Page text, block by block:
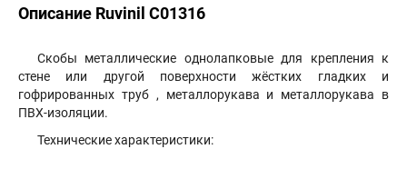
Описание Ruvinil С01316
Скобы металлические однолапковые для крепления к
стене или другой поверхности жёстких гладких и
гофрированных труб , металлорукава и металлорукава в
ПВХ-изоляции.
Технические характеристики: